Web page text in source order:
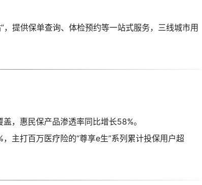
，提供保单查询、体检预约等一站式服务，三线城市用
，惠民保产品渗透率同比增长58%。
主打百万医疗险的“尊享e生”系列累计投保用户超